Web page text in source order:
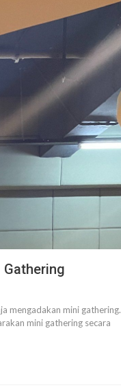
Gathering
mengadakan mini gathering.
mini gathering secara